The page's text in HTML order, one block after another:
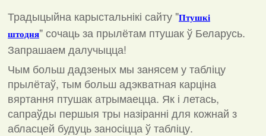
Традыцыйна карыстальнікі сайту "Птушкі
штодня"сочаць за прылётам птушак ў Беларусь.
Запрашаем далучыцца!
Чым больш дадзеных мы занясем у табліцу
прылётаў, тым больш адэкватная карціна
вяртання птушак атрымаецца. Як і летась,
сапраўды першыя тры назіранні для кожнай з
абласцей будуць заносіцца ў табліцу.